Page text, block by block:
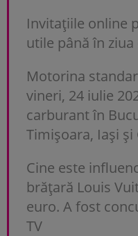
Invitațiile online
utile până în
Motorina
vineri, 24 iulie
carburant în
Timișoara, Iași și
Cine este
brățară Louis
euro. A fost
TV